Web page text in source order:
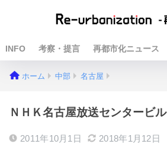
INFO 考察・提言 再都市化ニュース
ホーム 中部 名古屋
ＮＨＫ名古屋放送センタービル
2011年10月1日 2018年1月12日